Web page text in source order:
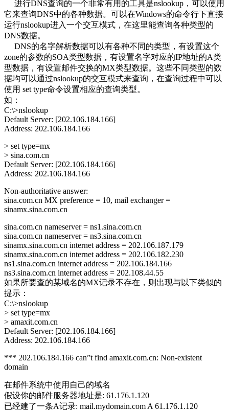
进行DNS查询的一个非常有用的工具是nslookup，可以使用
它来查询DNS中的各种数据。可以在Windows的命令行下直接
运行nslookup进入一个交互模式，在这里能查询各种类型的
DNS数据。
DNS的名字解析数据可以有各种不同的类型，有设置这个
zone的参数的SOA类型数据，有设置名字对应的IP地址的A类
型数据，有设置邮件交换的MX类型数据。这些不同类型的数
据均可以通过nslookup的交互模式来查询，在查询过程中可以
使用 set type命令设置相应的查询类型。
如：
C:\>nslookup
Default Server: [202.106.184.166]
Address: 202.106.184.166
> set type=mx
> sina.com.cn
Default Server: [202.106.184.166]
Address: 202.106.184.166
Non-authoritative answer:
sina.com.cn MX preference = 10, mail exchanger =
sinamx.sina.com.cn
sina.com.cn nameserver = ns1.sina.com.cn
sina.com.cn nameserver = ns3.sina.com.cn
sinamx.sina.com.cn internet address = 202.106.187.179
sinamx.sina.com.cn internet address = 202.106.182.230
ns1.sina.com.cn internet address = 202.106.184.166
ns3.sina.com.cn internet address = 202.108.44.55
如果所要查的某域名的MX记录不存在，则出现与以下类似的
提示：
C:\>nslookup
> set type=mx
> amaxit.com.cn
Default Server: [202.106.184.166]
Address: 202.106.184.166
*** 202.106.184.166 can”t find amaxit.com.cn: Non-existent
domain
在邮件系统中使用自己的域名
假设你的邮件服务器地址是: 61.176.1.120
已经建了一条A记录: mail.mydomain.com A 61.176.1.120